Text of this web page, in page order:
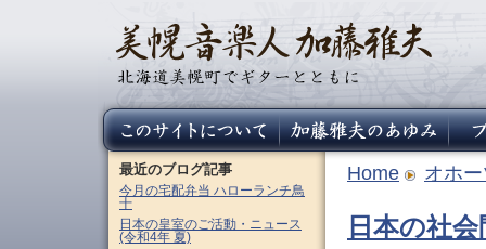
Home オホ
日本の社
最近のブログ記事
今月の宅配弁当 ハローランチ鳥
十
日本の皇室のご活動・ニュース
(令和4年 夏)